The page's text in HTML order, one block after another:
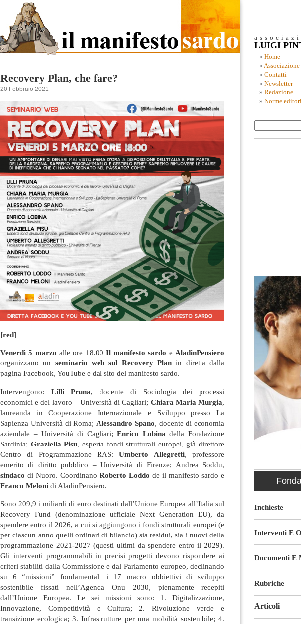
Recovery Plan, che fare?
20 Febbraio 2021
[red]
Venerdì 5 marzo alle ore 18.00 Il manifesto sardo e AladinPensiero
organizzano un seminario web sul Recovery Plan in diretta dalla
pagina Facebook, YouTube e dal sito del manifesto sardo.
Intervengono: Lilli Pruna, docente di Sociologia dei processi
economici e del lavoro – Università di Cagliari; Chiara Maria Murgia,
laureanda in Cooperazione Internazionale e Sviluppo presso La
Sapienza Università di Roma; Alessandro Spano, docente di economia
aziendale – Università di Cagliari;Enrico Lobina della Fondazione
Sardinia; Graziella Pisu, esperta fondi strutturali europei, già direttore
Centro di Programmazione RAS:Umberto Allegretti, professore
emerito di diritto pubblico – Università di Firenze; Andrea Soddu,
sindaco di Nuoro. Coordinano Roberto Loddo de il manifesto sardo e
Franco Meloni di AladinPensiero.
Sono 209,9 i miliardi di euro destinati dall’Unione Europea all’Italia sul
Recovery Fund (denominazione ufficiale Next Generation EU), da
spendere entro il 2026, a cui si aggiungono i fondi strutturali europei (e
per ciascun anno quelli ordinari di bilancio) sia residui, sia i nuovi della
programmazione 2021-2027 (questi ultimi da spendere entro il 2029).
Gli interventi programmabili in precisi progetti devono rispondere ai
criteri stabiliti dalla Commissione e dal Parlamento europeo, declinando
su 6 “missioni” fondamentali i 17 macro obbiettivi di sviluppo
sostenibile fissati nell’Agenda Onu 2030, pienamente recepiti
dall’Unione Europea. Le sei missioni sono: 1. Digitalizzazione,
Innovazione, Competitività e Cultura; 2. Rivoluzione verde e
transizione ecologica; 3. Infrastrutture per una mobilità sostenibile; 4.
LUIGI
Home
Associazione
Contatti
Newsletter
Redazione
Norme
Inchieste
Interventi E
Documenti E
Rubriche
Articoli